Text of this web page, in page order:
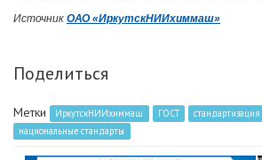
Источник ОАО «ИркутскНИИхиммаш»
Поделиться
Метки ИркутскНИИхиммаш ГОСТ
стандартизация
национальные стандарты